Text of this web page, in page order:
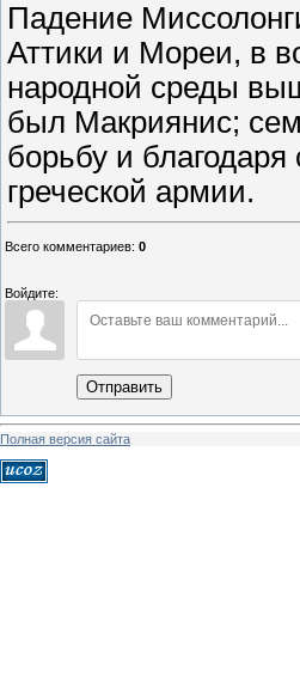
Падение
Аттики и Мореи, в
народной среды
был Макриянис;
борьбу и
греческой армии.
Всего комментариев: 0
Войдите:
Отправить
Полная версия сайта